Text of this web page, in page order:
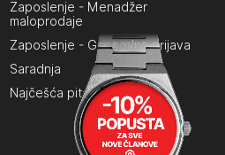
Zaposlenje - Menadžer
maloprodaje
Zaposlenje - Generalna prijava
Saradnja
Najčešća pitanja